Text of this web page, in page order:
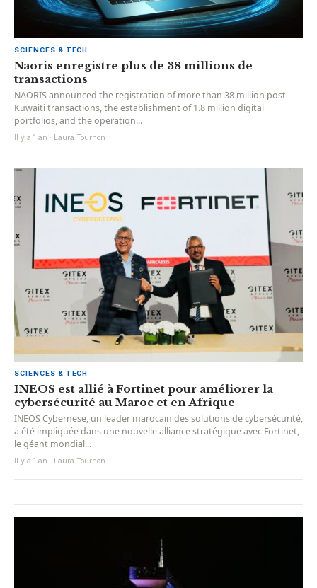
SCIENCES & TECH
Naoris enregistre plus de 38 millions de
transactions
NAORIS announced the registration of more than 38 million post -
Kuwaiti transactions, the establishment of 1.8 million digital
portfolios, and the operation...
Il y a 1 an · Laura Tournon
SCIENCES & TECH
INEOS est allié à Fortinet pour améliorer la
cybersécurité au Maroc et en Afrique
INEOS Cybernese, un leader marocain des solutions de cybersécurité,
a été impliquée dans une nouvelle alliance stratégique avec Fortinet,
le géant mondial...
Il y a 1 an · Laura Tournon